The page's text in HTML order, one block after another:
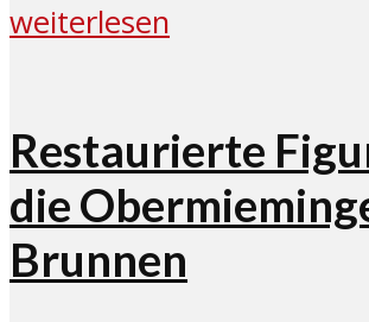
weiterlesen
Restaurierte
die
Brunnen